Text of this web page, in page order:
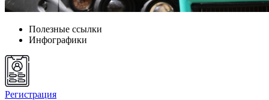
Полезные ссылки
Инфографики
Регистрация